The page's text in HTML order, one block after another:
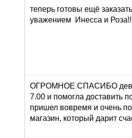
теперь готовы ещё
уважением Инесса и
ОГРОМНОЕ СПАСИБО
7.00 и помогла доставить
пришел вовремя и очень
магазин, который дарит